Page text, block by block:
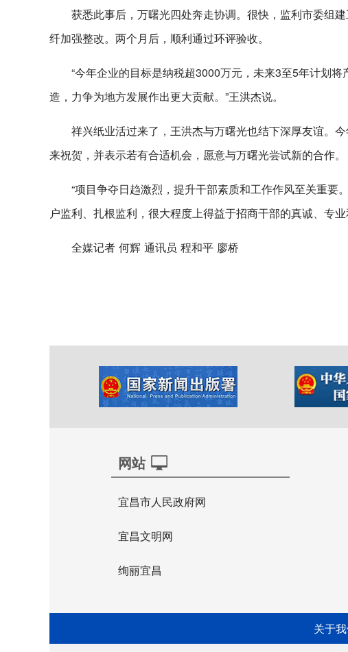
获悉此事后，万曙光四处奔走协调。很快，监利市委组
纤加强整改。两个月后，顺利通过环评验收。
“今年企业的目标是纳税超3000万元，未来3至5年计划
造，力争为地方发展作出更大贡献。”王洪杰说。
祥兴纸业活过来了，王洪杰与万曙光也结下深厚友谊。
来祝贺，并表示若有合适机会，愿意与万曙光尝试新的合作。
“项目争夺日趋激烈，提升干部素质和工作作风至关重要
户监利、扎根监利，很大程度上得益于招商干部的真诚、专业
全媒记者 何辉 通讯员 程和平 廖桥
网站
宜昌市人民政府网
宜昌文明网
绚丽宜昌
关于